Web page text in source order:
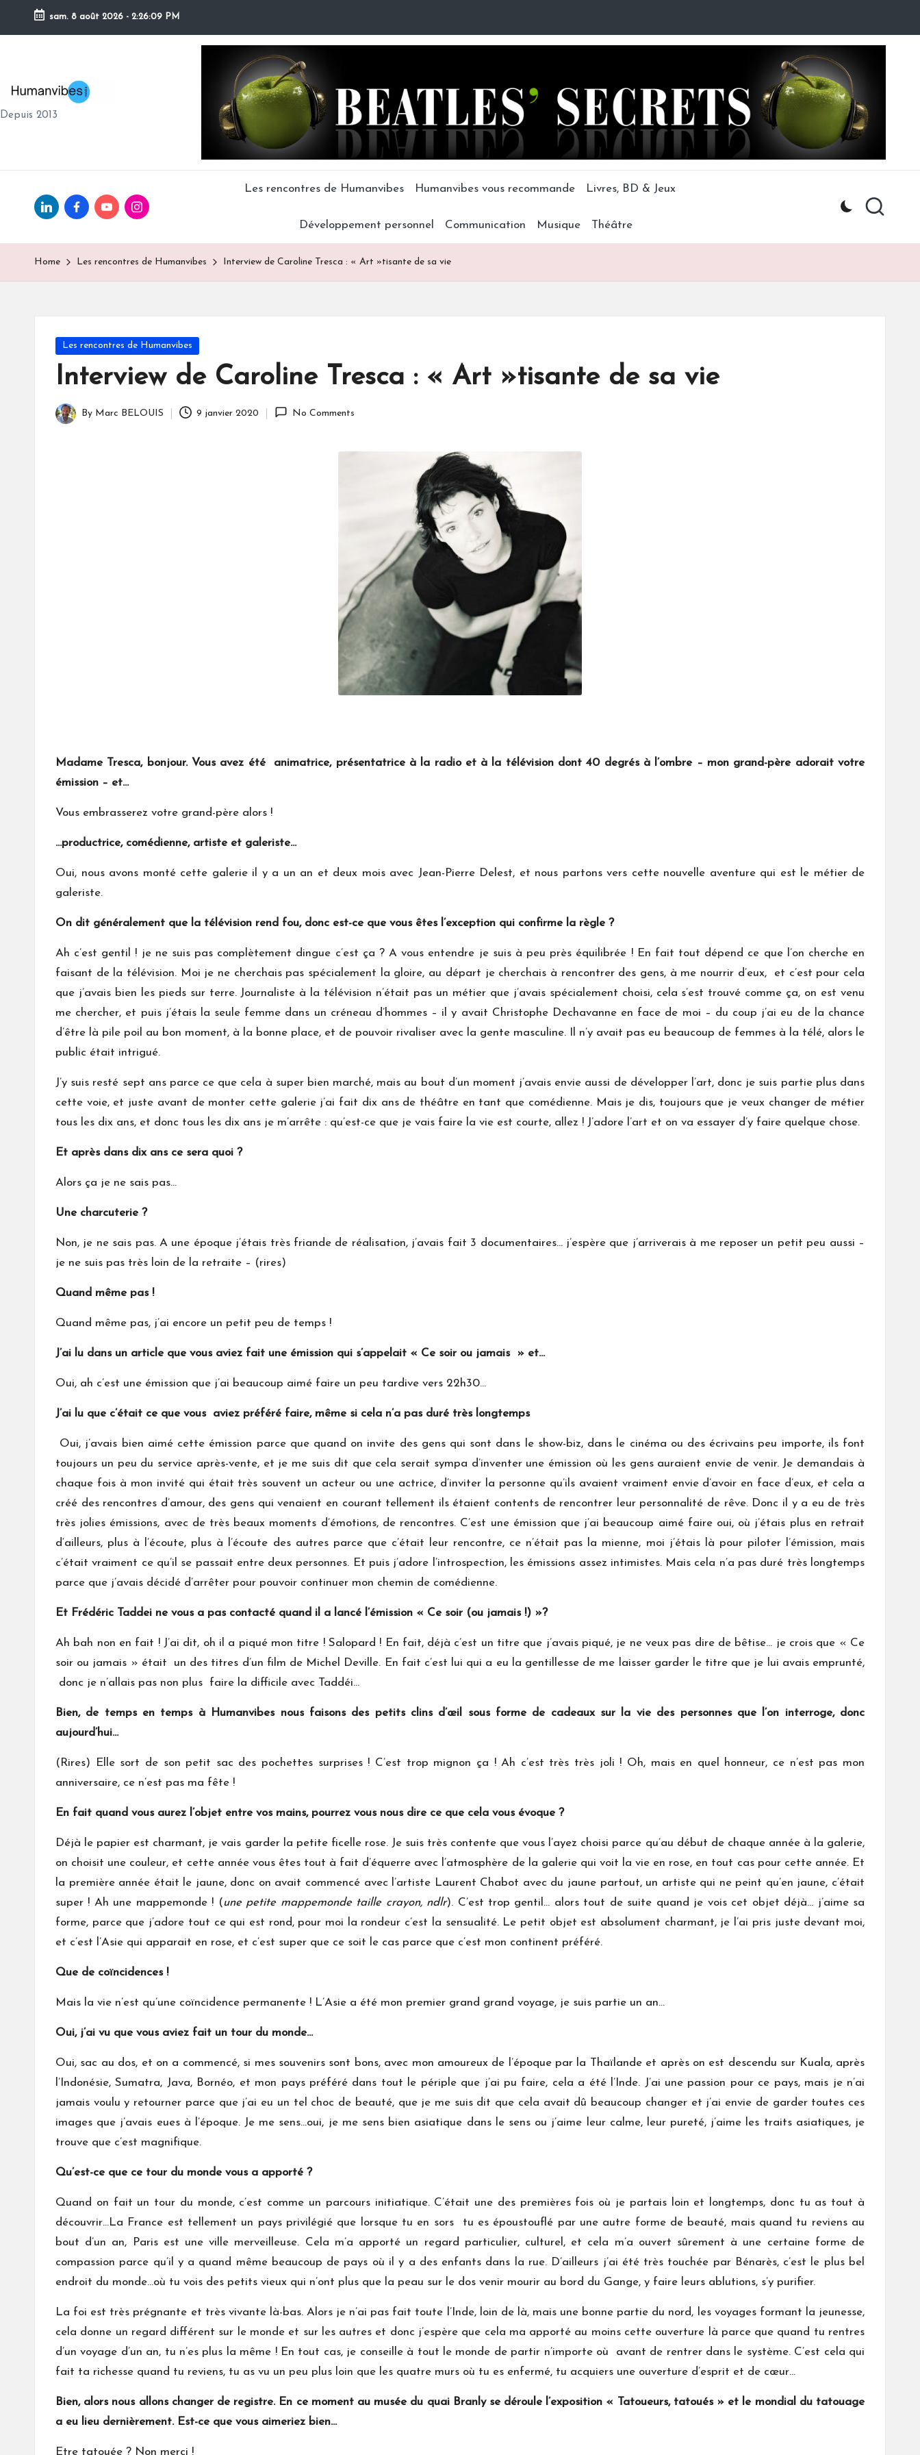
Skip
sam. 8 août 2026 - 2:26:10 PM
H
U
V
IB
Depuis 2013
Linkedin.comfacebook.com
Youtube.comInstagram.com
Les rencontres de Humanvibes Humanvibes vous recommande Livres, BD & Jeux
Développement personnel Communication Musique Théâtre
Home Les rencontres de Humanvibes Interview de Caroline Tresca : « Art »tisante de sa vie
Posted
Les rencontres de Humanvibes
Interview de Caroline Tresca : « Art »tisante de sa vie
Posted
By Marc BELOUIS 9 janvier 2020 No Comments
Madame Tresca, bonjour. Vous avez été animatrice, présentatrice à la radio et à la télévision dont 40 degrés à l’ombre – mon grand-père adorait votre
émission – et…
Vous embrasserez votre grand-père alors !
…productrice, comédienne, artiste et galeriste…
Oui, nous avons monté cette galerie il y a un an et deux mois avec Jean-Pierre Delest, et nous partons vers cette nouvelle aventure qui est le métier de
galeriste.
On dit généralement que la télévision rend fou, donc est-ce que vous êtes l’exception qui confirme la règle ?
Ah c’est gentil ! je ne suis pas complètement dingue c’est ça ? A vous entendre je suis à peu près équilibrée ! En fait tout dépend ce que l’on cherche en
faisant de la télévision. Moi je ne cherchais pas spécialement la gloire, au départ je cherchais à rencontrer des gens, à me nourrir d’eux, et c’est pour cela
que j’avais bien les pieds sur terre. Journaliste à la télévision n’était pas un métier que j’avais spécialement choisi, cela s’est trouvé comme ça, on est venu
me chercher, et puis j’étais la seule femme dans un créneau d’hommes ­– il y avait Christophe Dechavanne en face de moi – du coup j’ai eu de la chance
d’être là pile poil au bon moment, à la bonne place, et de pouvoir rivaliser avec la gente masculine. Il n’y avait pas eu beaucoup de femmes à la télé, alors le
public était intrigué.
J’y suis resté sept ans parce ce que cela à super bien marché, mais au bout d’un moment j’avais envie aussi de développer l’art, donc je suis partie plus dans
cette voie, et juste avant de monter cette galerie j’ai fait dix ans de théâtre en tant que comédienne. Mais je dis, toujours que je veux changer de métier
tous les dix ans, et donc tous les dix ans je m’arrête : qu’est-ce que je vais faire la vie est courte, allez ! J’adore l’art et on va essayer d’y faire quelque chose.
Et après dans dix ans ce sera quoi ?
Alors ça je ne sais pas…
Une charcuterie ?
Non, je ne sais pas. A une époque j’étais très friande de réalisation, j’avais fait 3 documentaires… j’espère que j’arriverais à me reposer un petit peu aussi –
je ne suis pas très loin de la retraite – (rires)
Quand même pas !
Quand même pas, j’ai encore un petit peu de temps !
J’ai lu dans un article que vous aviez fait une émission qui s’appelait « Ce soir ou jamais » et…
Oui, ah c’est une émission que j’ai beaucoup aimé faire un peu tardive vers 22h30…
J’ai lu que c’était ce que vous aviez préféré faire, même si cela n’a pas duré très longtemps
Oui, j’avais bien aimé cette émission parce que quand on invite des gens qui sont dans le show-biz, dans le cinéma ou des écrivains peu importe, ils font
toujours un peu du service après-vente, et je me suis dit que cela serait sympa d’inventer une émission où les gens auraient envie de venir. Je demandais à
chaque fois à mon invité qui était très souvent un acteur ou une actrice, d’inviter la personne qu’ils avaient vraiment envie d’avoir en face d’eux, et cela a
créé des rencontres d’amour, des gens qui venaient en courant tellement ils étaient contents de rencontrer leur personnalité de rêve. Donc il y a eu de très
très jolies émissions, avec de très beaux moments d’émotions, de rencontres. C’est une émission que j’ai beaucoup aimé faire oui, où j’étais plus en retrait
d‘ailleurs, plus à l’écoute, plus à l’écoute des autres parce que c’était leur rencontre, ce n’était pas la mienne, moi j’étais là pour piloter l’émission, mais
c’était vraiment ce qu’il se passait entre deux personnes. Et puis j’adore l’introspection, les émissions assez intimistes. Mais cela n’a pas duré très longtemps
parce que j’avais décidé d’arrêter pour pouvoir continuer mon chemin de comédienne.
Et Frédéric Taddei ne vous a pas contacté quand il a lancé l’émission « Ce soir (ou jamais !) »?
Ah bah non en fait ! J’ai dit, oh il a piqué mon titre ! Salopard ! En fait, déjà c’est un titre que j’avais piqué, je ne veux pas dire de bêtise… je crois que « Ce
soir ou jamais » était un des titres d’un film de Michel Deville. En fait c’est lui qui a eu la gentillesse de me laisser garder le titre que je lui avais emprunté,
donc je n’allais pas non plus faire la difficile avec Taddéi…
Bien, de temps en temps à Humanvibes nous faisons des petits clins d’œil sous forme de cadeaux sur la vie des personnes que l’on interroge, donc
aujourd’hui…
(Rires) Elle sort de son petit sac des pochettes surprises ! C’est trop mignon ça ! Ah c’est très très joli ! Oh, mais en quel honneur, ce n’est pas mon
anniversaire, ce n’est pas ma fête !
En fait quand vous aurez l’objet entre vos mains, pourrez vous nous dire ce que cela vous évoque ?
Déjà le papier est charmant, je vais garder la petite ficelle rose. Je suis très contente que vous l’ayez choisi parce qu’au début de chaque année à la galerie,
on choisit une couleur, et cette année vous êtes tout à fait d’équerre avec l’atmosphère de la galerie qui voit la vie en rose, en tout cas pour cette année. Et
la première année était le jaune, donc on avait commencé avec l’artiste Laurent Chabot avec du jaune partout, un artiste qui ne peint qu’en jaune, c’était
super ! Ah une mappemonde ! (une petite mappemonde taille crayon, ndlr). C’est trop gentil… alors tout de suite quand je vois cet objet déjà… j’aime sa
forme, parce que j’adore tout ce qui est rond, pour moi la rondeur c’est la sensualité. Le petit objet est absolument charmant, je l’ai pris juste devant moi,
et c’est l’Asie qui apparait en rose, et c’est super que ce soit le cas parce que c’est mon continent préféré.
Que de coïncidences !
Mais la vie n’est qu’une coïncidence permanente ! L’Asie a été mon premier grand grand voyage, je suis partie un an…
Oui, j’ai vu que vous aviez fait un tour du monde…
Oui, sac au dos, et on a commencé, si mes souvenirs sont bons, avec mon amoureux de l’époque par la Thaïlande et après on est descendu sur Kuala, après
l’Indonésie, Sumatra, Java, Bornéo, et mon pays préféré dans tout le périple que j’ai pu faire, cela a été l’Inde. J’ai une passion pour ce pays, mais je n’ai
jamais voulu y retourner parce que j’ai eu un tel choc de beauté, que je me suis dit que cela avait dû beaucoup changer et j’ai envie de garder toutes ces
images que j’avais eues à l’époque. Je me sens…oui, je me sens bien asiatique dans le sens ou j’aime leur calme, leur pureté, j’aime les traits asiatiques, je
trouve que c’est magnifique.
Qu’est-ce que ce tour du monde vous a apporté ?
Quand on fait un tour du monde, c’est comme un parcours initiatique. C’était une des premières fois où je partais loin et longtemps, donc tu as tout à
découvrir…La France est tellement un pays privilégié que lorsque tu en sors tu es époustouflé par une autre forme de beauté, mais quand tu reviens au
bout d’un an, Paris est une ville merveilleuse. Cela m’a apporté un regard particulier, culturel, et cela m’a ouvert sûrement à une certaine forme de
compassion parce qu’il y a quand même beaucoup de pays où il y a des enfants dans la rue. D’ailleurs j’ai été très touchée par Bénarès, c’est le plus bel
endroit du monde…où tu vois des petits vieux qui n’ont plus que la peau sur le dos venir mourir au bord du Gange, y faire leurs ablutions, s’y purifier.
La foi est très prégnante et très vivante là-bas. Alors je n’ai pas fait toute l’Inde, loin de là, mais une bonne partie du nord, les voyages formant la jeunesse,
cela donne un regard différent sur le monde et sur les autres et donc j’espère que cela ma apporté au moins cette ouverture là parce que quand tu rentres
d’un voyage d’un an, tu n’es plus la même ! En tout cas, je conseille à tout le monde de partir n’importe où avant de rentrer dans le système. C’est cela qui
fait ta richesse quand tu reviens, tu as vu un peu plus loin que les quatre murs où tu es enfermé, tu acquiers une ouverture d’esprit et de cœur…
Bien, alors nous allons changer de registre. En ce moment au musée du quai Branly se déroule l’exposition « Tatoueurs, tatoués » et le mondial du tatouage
a eu lieu dernièrement. Est-ce que vous aimeriez bien…
Etre tatouée ? Non merci !